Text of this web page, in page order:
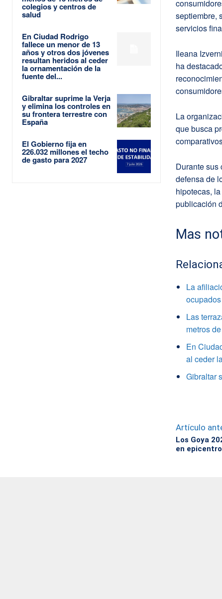
colegios y centros de
salud
En Ciudad Rodrigo
fallece un menor de 13
años y otros dos jóvenes
resultan heridos al ceder
la ornamentación de la
fuente del...
Gibraltar suprime la Verja
y elimina los controles en
su frontera terrestre con
España
El Gobierno fija en
226.032 millones el techo
de gasto para 2027
septiembre,
servicios
Ileana
ha
La
que busca
Durante sus
defensa de
hipotecas,
publicación
Mas
La
Las
metros
En
al ceder
Gibraltar
Artículo
Los Goya
en